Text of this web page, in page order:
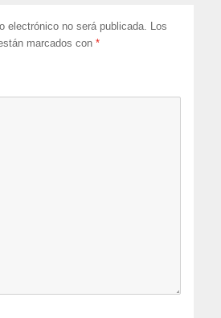
electrónico no será publicada. Los
marcados con*